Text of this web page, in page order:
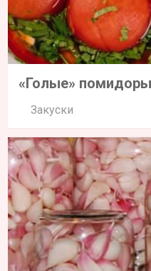
«Голые»
Закуски